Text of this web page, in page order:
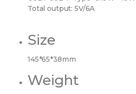
Total output: 5V/6A
Size
145*65*38mm
Weight